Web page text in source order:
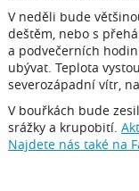
V neděli bude
deštěm, nebo s
a podvečerních
ubývat. Teplota
severozápadní vítr,
V bouřkách bude
srážky a krupobití.
Najdete nás také na